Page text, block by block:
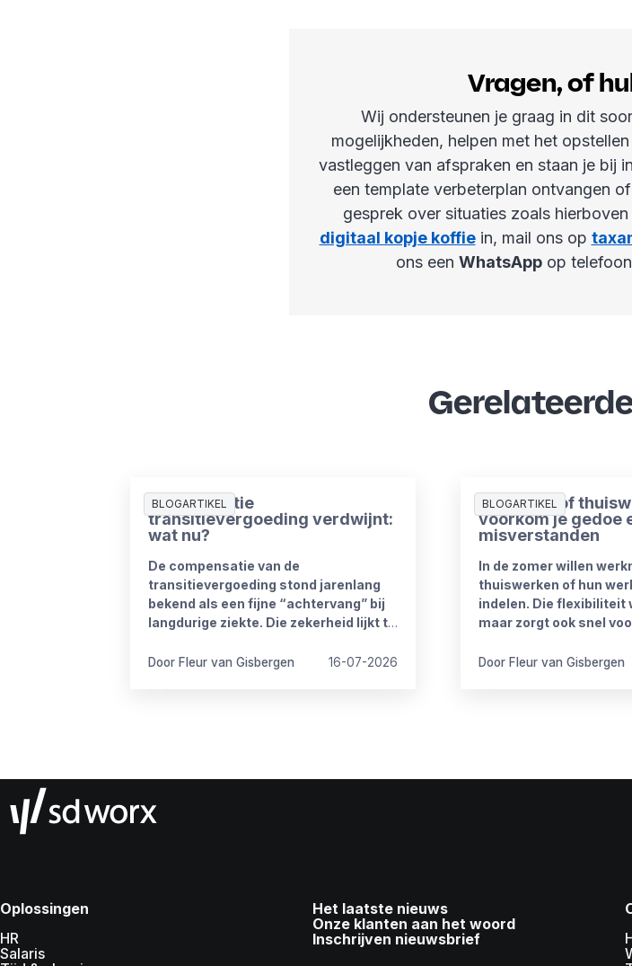
Vragen, of
Wij ondersteunen je graag in dit
mogelijkheden, helpen met het
vastleggen van afspraken en staan je bij
een template verbeterplan ontvangen
gesprek over situaties zoals
digitaal kopje koffiein, mail ons op
ons een WhatsAppop
BLOGARTIKEL
Compensatie
transitievergoeding verdwijnt:
wat nu?
De compensatie van de
transitievergoeding stond jarenlang
bekend als een fijne “achtervang” bij
langdurige ziekte. Die zekerheid lijkt te
kabinet heeft plannen om de
Door Fleur van Gisbergen 16-07-2026
BLOGARTIKEL
Zomerproof
voorkom je gedoe
misverstanden
In de zomer willen
thuiswerken of hun
indelen. Die flexibiliteit
maar zorgt ook snel
wat niet? Wanneer is
Door Fleur van Gisbergen
Oplossingen
HR
Salaris
Het laatste nieuws
Onze klanten aan het woord
Inschrijven nieuwsbrief